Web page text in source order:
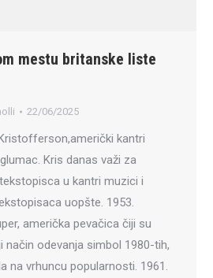
mestu britanske liste
22/06/2025
kantri
Kris danas važi za
u kantri muzici i
uopšte. 1953.
američka pevačica čiji su
način odevanja simbol 1980-tih,
na vrhuncu popularnosti. 1961.